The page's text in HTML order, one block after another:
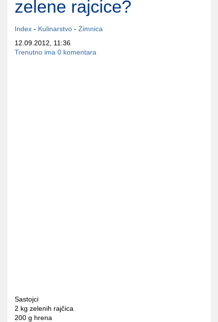
zelene rajcice?
Index - Kulinarstvo - Zimnica
12.09.2012, 11:36
Trenutno ima 0 komentara
Sastojci
2 kg zelenih rajčica
200 g hrena